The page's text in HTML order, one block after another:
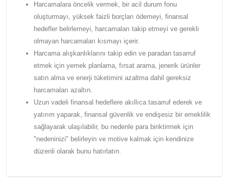
Harcamalara öncelik vermek, bir acil durum fonu
oluşturmayı, yüksek faizli borçları ödemeyi, finansal
hedefler belirlemeyi, harcamaları takip etmeyi ve gerekli
olmayan harcamaları kısmayı içerir.
Harcama alışkanlıklarını takip edin ve paradan tasarruf
etmek için yemek planlama, fırsat arama, jenerik ürünler
satın alma ve enerji tüketimini azaltma dahil gereksiz
harcamaları azaltın.
Uzun vadeli finansal hedeflere akıllıca tasarruf ederek ve
yatırım yaparak, finansal güvenlik ve endişesiz bir emeklilik
sağlayarak ulaşılabilir, bu nedenle para biriktirmek için
"nedeninizi" belirleyin ve motive kalmak için kendinize
düzenli olarak bunu hatırlatın.